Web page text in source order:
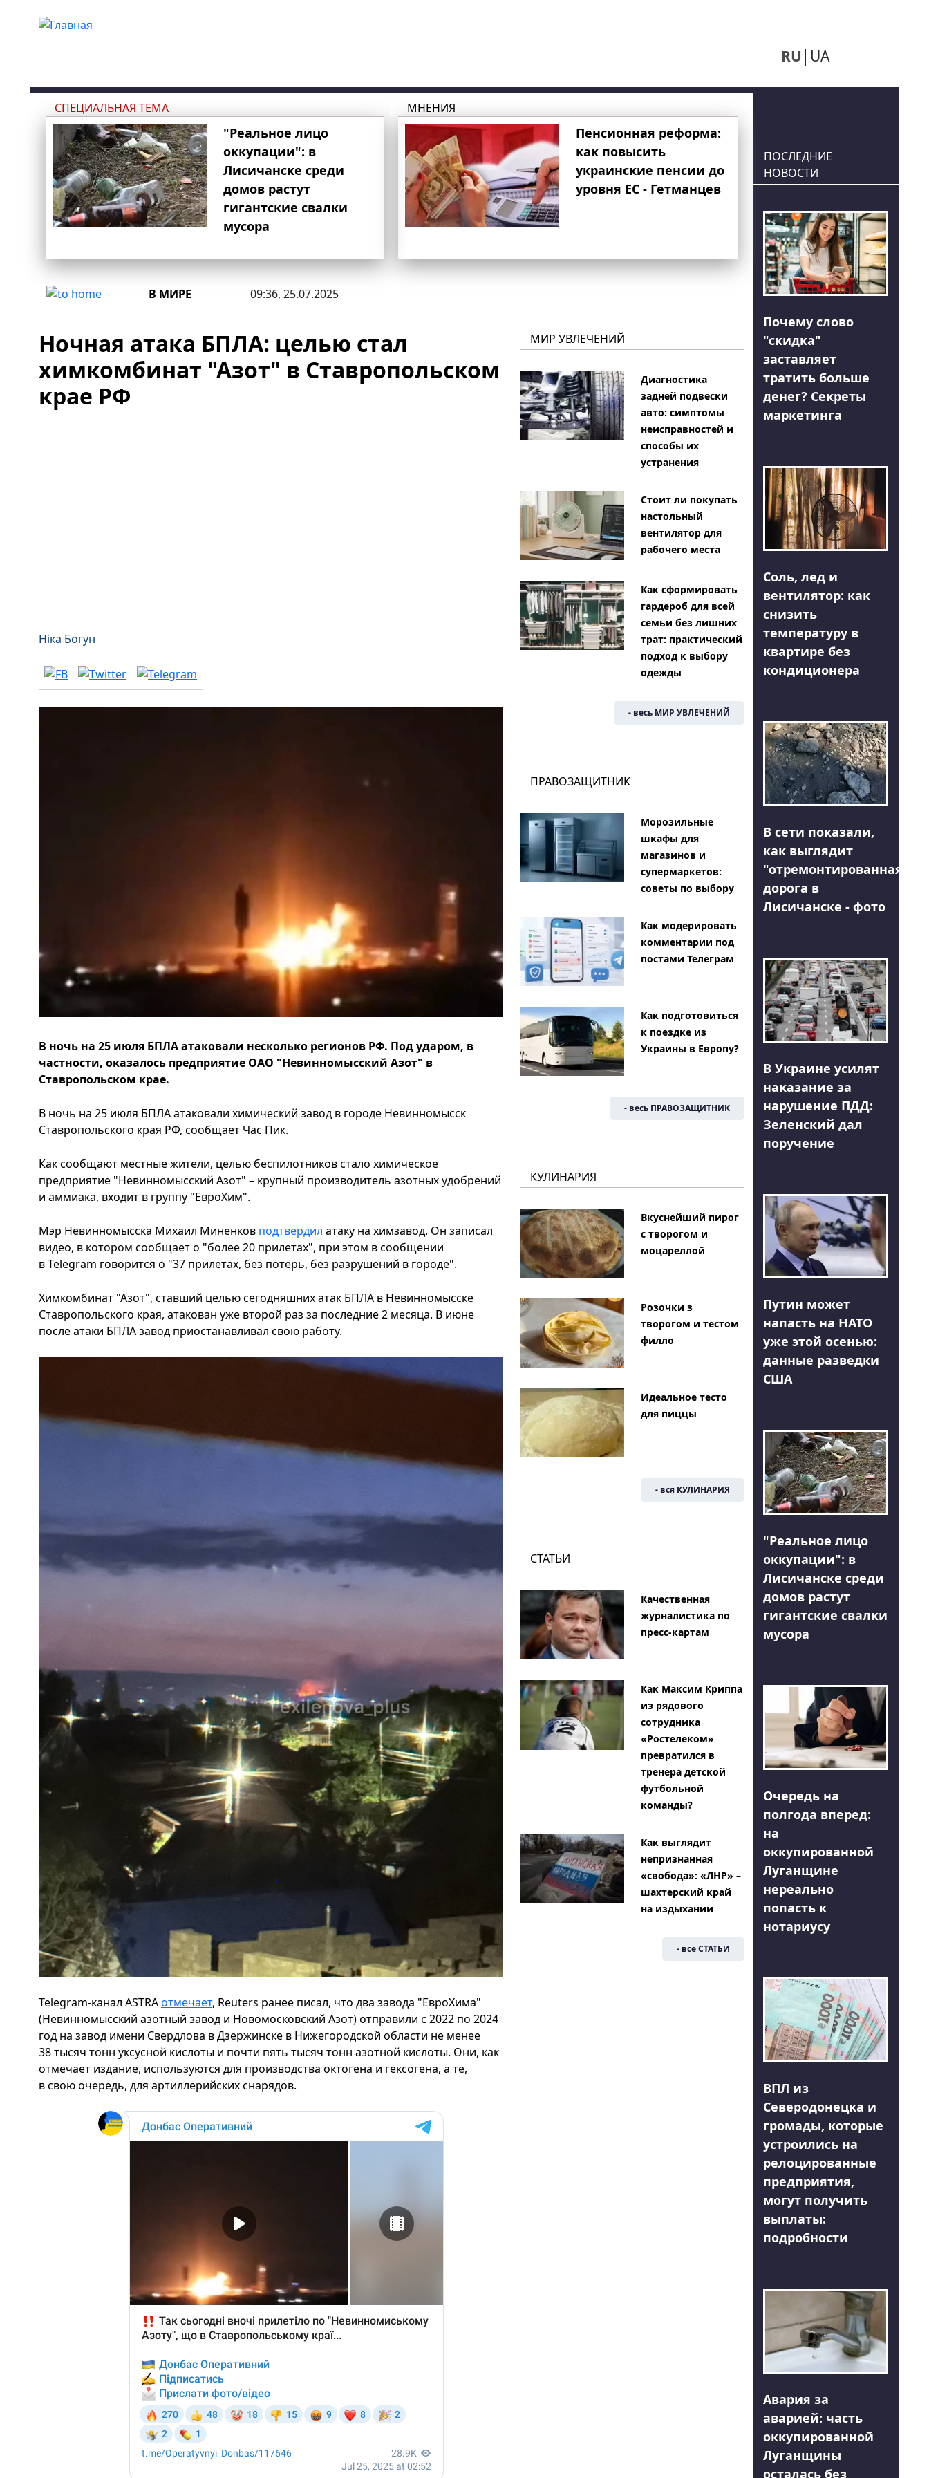
RU UA
СПЕЦИАЛЬНАЯ ТЕМА
"Реальное лицо
оккупации": в
Лисичанске среди
домов растут
гигантские свалки
мусора
МНЕНИЯ
Пенсионная реформа:
как повысить
украинские пенсии до
уровня ЕС - Гетманцев
В МИРЕ 09:36, 25.07.2025
Ночная атака БПЛА: целью стал
химкомбинат "Азот" в Ставропольском
крае РФ
Ніка Богун
В ночь на 25 июля БПЛА атаковали несколько регионов РФ. Под ударом, в
частности, оказалось предприятие ОАО "Невинномысский Азот" в
Ставропольском крае.
В ночь на 25 июля БПЛА атаковали химический завод в городе Невинномысск
Ставропольского края РФ, сообщает Час Пик.
Как сообщают местные жители, целью беспилотников стало химическое
предприятие "Невинномысский Азот" – крупный производитель азотных удобрений
и аммиака, входит в группу "ЕвроХим".
Мэр Невинномысска Михаил Миненков подтвердил атаку на химзавод. Он записал
видео, в котором сообщает о "более 20 прилетах", при этом в сообщении
в Telegram говорится о "37 прилетах, без потерь, без разрушений в городе".
Химкомбинат "Азот", ставший целью сегодняшних атак БПЛА в Невинномысске
Ставропольского края, атакован уже второй раз за последние 2 месяца. В июне
после атаки БПЛА завод приостанавливал свою работу.
Telegram-канал ASTRAотмечает, Reuters ранее писал, что два завода "ЕвроХима"
(Невинномысский азотный завод и Новомосковский Азот) отправили с 2022 по 2024
год на завод имени Свердлова в Дзержинске в Нижегородской области не менее
38 тысяч тонн уксусной кислоты и почти пять тысяч тонн азотной кислоты. Они, как
отмечает издание, используются для производства октогена и гексогена, а те,
в свою очередь, для артиллерийских снарядов.
МИР УВЛЕЧЕНИЙ
Диагностика
задней подвески
авто: симптомы
неисправностей и
способы их
устранения
Стоит ли покупать
настольный
вентилятор для
рабочего места
Как сформировать
гардероб для всей
семьи без лишних
трат: практический
подход к выбору
одежды
- весь МИР УВЛЕЧЕНИЙ
ПРАВОЗАЩИТНИК
Морозильные
шкафы для
магазинов и
супермаркетов:
советы по выбору
Как модерировать
комментарии под
постами Телеграм
Как подготовиться
к поездке из
Украины в Европу?
- весь ПРАВОЗАЩИТНИК
КУЛИНАРИЯ
Вкуснейший пирог
с творогом и
моцареллой
Розочки з
творогом и тестом
филло
Идеальное тесто
для пиццы
- вся КУЛИНАРИЯ
СТАТЬИ
Качественная
журналистика по
пресс-картам
Как Максим Криппа
из рядового
сотрудника
«Ростелеком»
превратился в
тренера детской
футбольной
команды?
Как выглядит
непризнанная
«свобода»: «ЛНР» –
шахтерский край
на издыхании
- все СТАТЬИ
ПОСЛЕДНИЕ
НОВОСТИ
Почему слово
"скидка"
заставляет
тратить больше
денег? Секреты
маркетинга
Соль, лед и
вентилятор: как
снизить
температуру в
квартире без
кондиционера
В сети показали,
как выглядит
"отремонтированная"
дорога в
Лисичанске - фото
В Украине усилят
наказание за
нарушение ПДД:
Зеленский дал
поручение
Путин может
напасть на НАТО
уже этой осенью:
данные разведки
США
"Реальное лицо
оккупации": в
Лисичанске среди
домов растут
гигантские свалки
мусора
Очередь на
полгода вперед:
на
оккупированной
Луганщине
нереально
попасть к
нотариусу
ВПЛ из
Северодонецка и
громады, которые
устроились на
релоцированные
предприятия,
могут получить
выплаты:
подробности
Авария за
аварией: часть
оккупированной
Луганщины
осталась без